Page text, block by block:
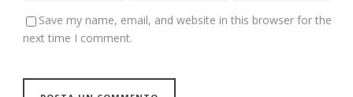
Save my name, email, and website in this browser for the
next time I comment.